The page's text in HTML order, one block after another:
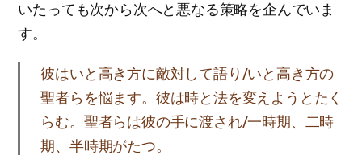
いたっても次から次へと悪なる策略を企んでいま
す。
彼はいと高き方に敵対して語り/いと高き方の
聖者らを悩ます。彼は時と法を変えようとたく
らむ。聖者らは彼の手に渡され/一時期、二時
期、半時期がたつ。